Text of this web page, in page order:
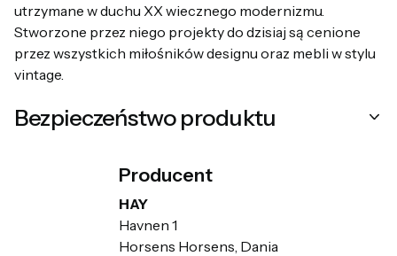
utrzymane w duchu XX wiecznego modernizmu.
Stworzone przez niego projekty do dzisiaj są cenione
przez wszystkich miłośników designu oraz mebli w stylu
vintage.
Bezpieczeństwo produktu
Producent
HAY
Havnen 1
Horsens Horsens, Dania